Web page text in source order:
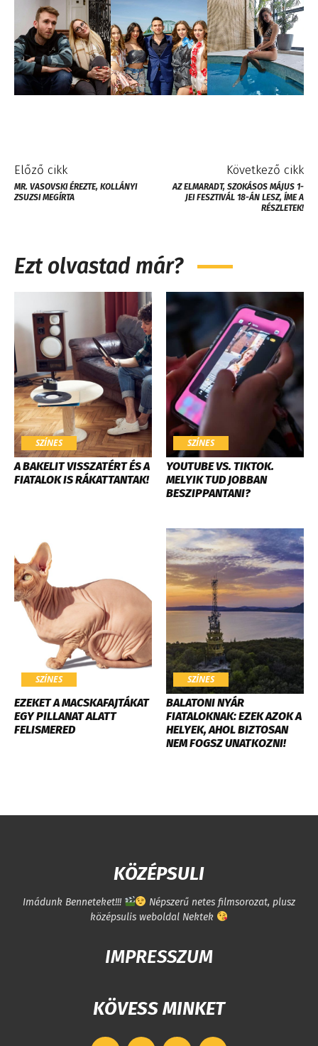
Előző cikk
MR. VASOVSKI ÉREZTE, KOLLÁNYI
ZSUZSI MEGÍRTA
Következő cikk
AZ ELMARADT, SZOKÁSOS MÁJUS 1-
JEI FESZTIVÁL 18-ÁN LESZ, ÍME A
RÉSZLETEK!
Ezt olvastad már?
SZÍNES
A BAKELIT VISSZATÉRT ÉS A
FIATALOK IS RÁKATTANTAK!
SZÍNES
YOUTUBE VS. TIKTOK.
MELYIK TUD JOBBAN
BESZIPPANTANI?
SZÍNES
EZEKET A MACSKAFAJTÁKAT
EGY PILLANAT ALATT
FELISMERED
SZÍNES
BALATONI NYÁR
FIATALOKNAK: EZEK AZOK A
HELYEK, AHOL BIZTOSAN
NEM FOGSZ UNATKOZNI!
KÖZÉPSULI
Imádunk Benneteket!!!
Népszerű netes filmsorozat, plusz
középsulis weboldal Nektek
IMPRESSZUM
KÖVESS MINKET